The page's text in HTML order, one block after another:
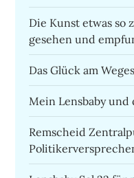
Die Kunst etwas so
gesehen und
Das Glück am
Mein Lensbaby und
Remscheid